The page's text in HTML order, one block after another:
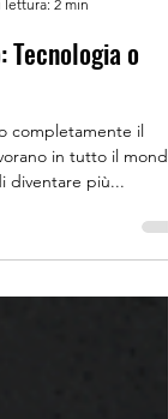
lettura: 2 min
o
completamente il
in tutto il mondo
più...